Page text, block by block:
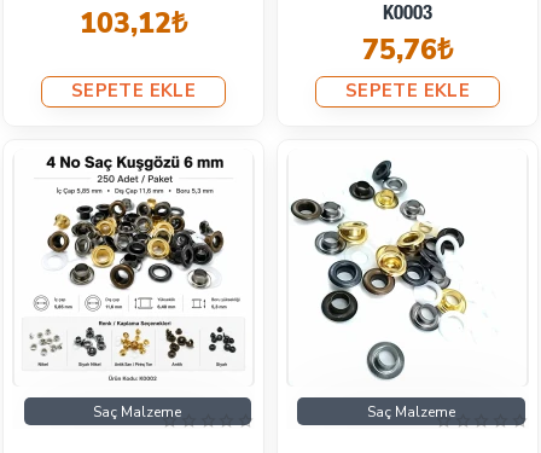
103,12₺
SEPETE EKLE
K0003
75,76₺
SEPETE EKLE
Saç Malzeme Saç Malzeme